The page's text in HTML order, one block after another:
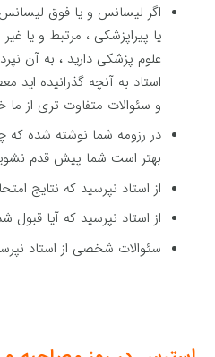
اگر لیسانس و یا فوق
یا پیراپزشکی ، مرتبط و یا غیر
علوم پزشکی دارید ، به آن
استاد به آنچه گذرانیده اید
و سئوالات متفاوت تری از ما
در رزومه شما نوشته شده
بهتر است شما پیش قدم
از استاد نپرسید که نتایج
از استاد نپرسید که آیا قبول
سئوالات شخصی از استاد